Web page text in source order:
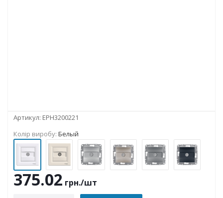
Артикул: EPH3200221
Колір виробу: Белый
375.02 грн./шт